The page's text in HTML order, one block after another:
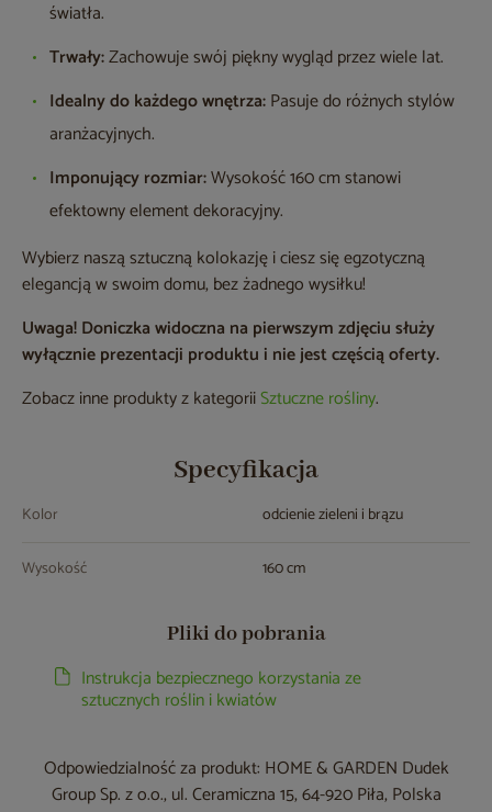
światła.
Trwały:Zachowuje swój piękny wygląd przez wiele lat.
Idealny do każdego wnętrza:Pasuje do różnych stylów
aranżacyjnych.
Imponujący rozmiar:Wysokość 160 cm stanowi
efektowny element dekoracyjny.
Wybierz naszą sztuczną kolokazję i ciesz się egzotyczną
elegancją w swoim domu, bez żadnego wysiłku!
Uwaga! Doniczka widoczna na pierwszym zdjęciu służy
wyłącznie prezentacji produktu i nie jest częścią oferty.
Zobacz inne produkty z kategoriiSztuczne rośliny.
Specyfikacja
Kolor odcienie zieleni i brązu
Wysokość 160 cm
Pliki do pobrania
Instrukcja bezpiecznego korzystania ze
sztucznych roślin i kwiatów
Odpowiedzialność za produkt: HOME & GARDEN Dudek
Group Sp. z o.o., ul. Ceramiczna 15, 64-920 Piła, Polska